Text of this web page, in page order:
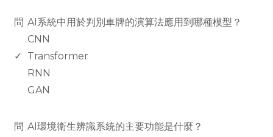
問 AI系統中用於判別車牌的演算法應用到哪種模型？
CNN
✓
Transformer
RNN
GAN
問 AI環境衛生辨識系統的主要功能是什麼？